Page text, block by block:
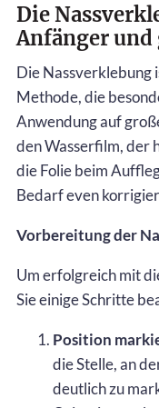
Die
Anfänger und
Die Nassverklebung
Methode, die
Anwendung auf
den Wasserfilm, der
die Folie beim
Bedarf even
Vorbereitung der
Um erfolgreich mit
Sie einige Schritte
Position
die Stelle, an
deutlich zu